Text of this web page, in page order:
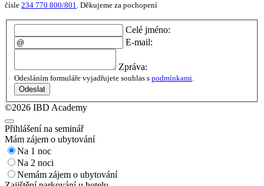
čísle 234 770 800/801. Děkujeme za pochopení
Celé jméno:
E-mail:
Zpráva:
Odesláním formuláře vyjadřujete souhlas s podmínkami
Odeslat
©2026 IBD Academy
Přihlášení na seminář
Mám zájem o ubytování
Na 1 noc
Na 2 noci
Nemám zájem o ubytování